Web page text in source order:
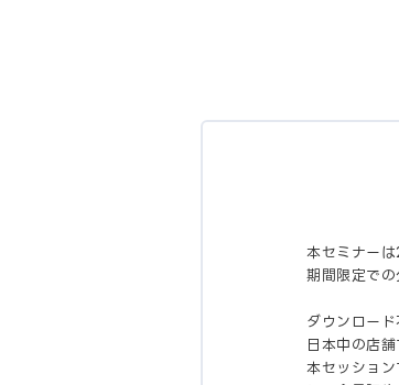
本セミナー
期間限定で
ダウンロー
日本中の店
本セッショ